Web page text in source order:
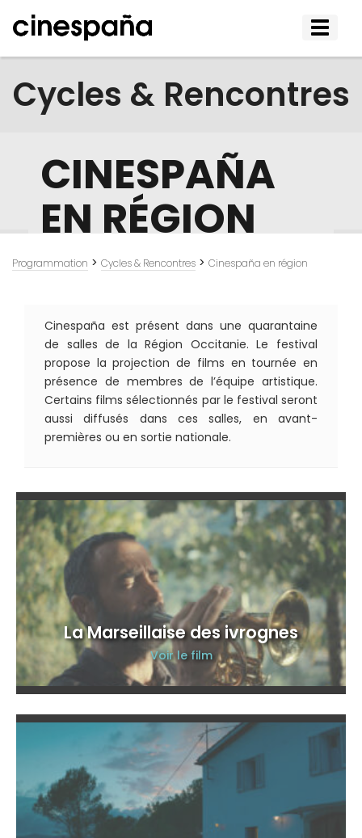
Cycles & Rencontres
CINESPAÑA
EN RÉGION
Programmation > Cycles & Rencontres > Cinespaña en région
Cinespaña est présent dans une quarantaine
de salles de la Région Occitanie. Le festival
propose la projection de films en tournée en
présence de membres de l’équipe artistique.
Certains films sélectionnés par le festival seront
aussi diffusés dans ces salles, en avant-
premières ou en sortie nationale.
La Marseillaise des ivrognes
Voir le film